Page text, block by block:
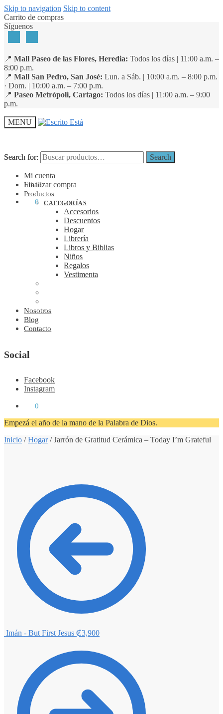
Skip to navigation Skip to content
Carrito de compras
Síguenos
📍 Mall Paseo de las Flores, Heredia: Todos los días | 11:00 a.m. –
8:00 p.m.
📍 Mall San Pedro, San José: Lun. a Sáb. | 10:00 a.m. – 8:00 p.m.
· Dom. | 10:00 a.m. – 7:00 p.m.
📍 Paseo Metrópoli, Cartago: Todos los días | 11:00 a.m. – 9:00
p.m.
MENU
Search for: Search
Mi cuenta
Finalizar compra
0
Search for: Search
Inicio
Productos
CATEGORÍAS
Accesorios
Descuentos
Hogar
Librería
Libros y Biblias
Niños
Regalos
Vestimenta
Nosotros
Blog
Contacto
Social
Facebook
Instagram
0
Empezá el año de la mano de la Palabra de Dios.
Inicio /Hogar/Jarrón de Gratitud Cerámica – Today I’m Grateful
Imán - But First Jesus ₡3,900